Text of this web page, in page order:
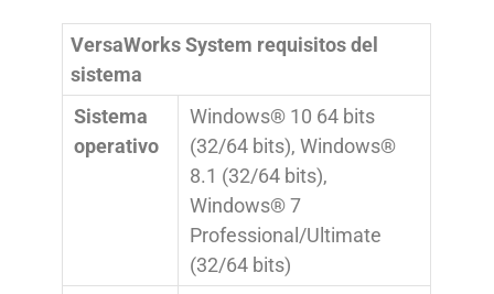
VersaWorks System requisitos del
sistema
Sistema
operativo
Windows® 10 64 bits
(32/64 bits), Windows®
8.1 (32/64 bits),
Windows® 7
Professional/Ultimate
(32/64 bits)